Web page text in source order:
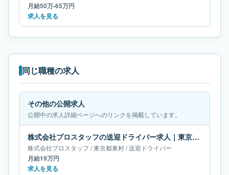
月給50万-65万円
求人を見る
同じ職種の求人
その他の公開求人
公開中の求人詳細ページへのリンクを掲載しています。
株式会社プロスタッフの送迎ドライバー求人｜東京都東村｜月給19万円
株式会社プロスタッフ /東京都東村/送迎ドライバー
月給19万円
求人を見る